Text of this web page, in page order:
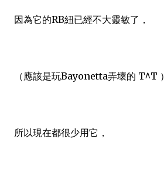
因為它的RB紐已經不大靈敏了，
（應該是玩Bayonetta弄壞的 T^T ）
所以現在都很少用它，